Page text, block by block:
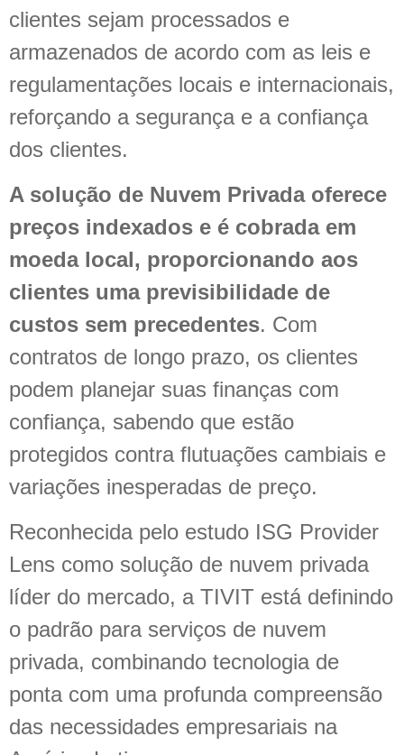
clientes sejam processados e
armazenados de acordo com as leis e
regulamentações locais e internacionais,
reforçando a segurança e a confiança
dos clientes.
A solução de Nuvem Privada oferece
preços indexados e é cobrada em
moeda local, proporcionando aos
clientes uma previsibilidade de
custos sem precedentes. Com
contratos de longo prazo, os clientes
podem planejar suas finanças com
confiança, sabendo que estão
protegidos contra flutuações cambiais e
variações inesperadas de preço.
Reconhecida pelo estudo ISG Provider
Lens como solução de nuvem privada
líder do mercado, a TIVIT está definindo
o padrão para serviços de nuvem
privada, combinando tecnologia de
ponta com uma profunda compreensão
das necessidades empresariais na